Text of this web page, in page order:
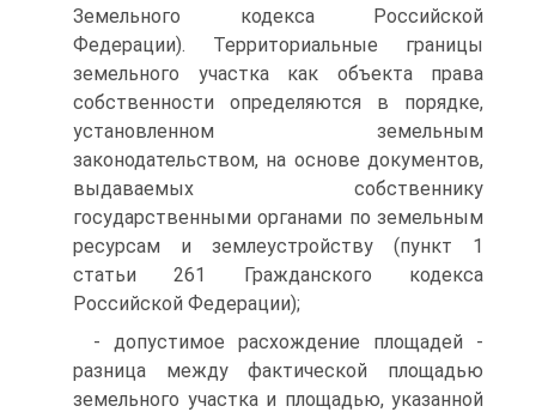
Земельного кодекса Российской
Федерации). Территориальные границы
земельного участка как объекта права
собственности определяются в порядке,
установленном земельным
законодательством, на основе документов,
выдаваемых собственнику
государственными органами по земельным
ресурсам и землеустройству (пункт 1
статьи 261 Гражданского кодекса
Российской Федерации);
- допустимое расхождение площадей -
разница между фактической площадью
земельного участка и площадью, указанной